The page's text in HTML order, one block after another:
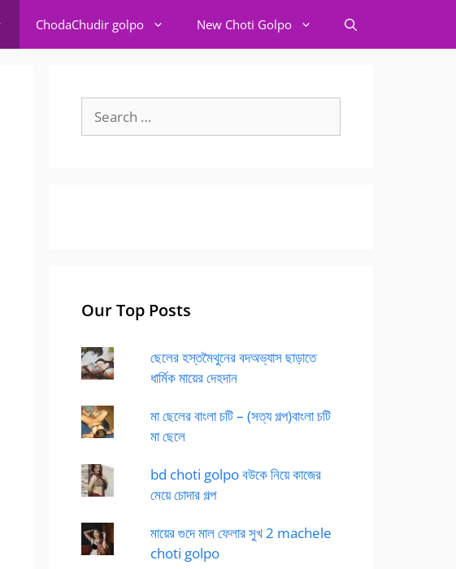
ChodaChudir golpo New Choti Golpo
for:
Our Top Posts
ছেলের হস্তমৈথুনের বদঅভ্যাস ছাড়াতে
ধার্মিক মায়ের দেহদান
মা ছেলের বাংলা চটি – (সত্য গল্প)বাংলা চটি
মা ছেলে
bd choti golpo বউকে নিয়ে কাজের
মেয়ে চোদার গল্প
মায়ের গুদে মাল ফেলার সুখ 2 machele
choti golpo